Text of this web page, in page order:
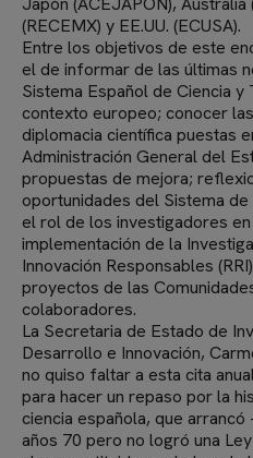
(RECEMX) y EE.UU. (ECUSA).
Entre los objetivos de este
el de informar de las últimas
Sistema Español de Ciencia y
contexto europeo; conocer
diplomacia científica puestas
Administración General del
propuestas de mejora;
oportunidades del Sistema
el rol de los investigadores
implementación de la
Innovación Responsables
proyectos de las
colaboradores.
La Secretaria de Estado de
Desarrollo e Innovación,
no quiso faltar a esta cita
para hacer un repaso por la
ciencia española, que arrancó
años 70 pero no logró una